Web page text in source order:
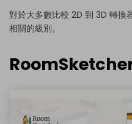
對於大多數比較 2D 到 3D 轉
相關的級別。